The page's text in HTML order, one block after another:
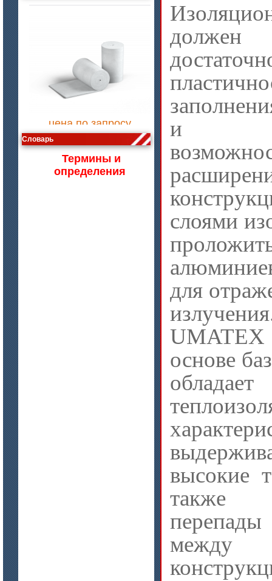
цена по запросу
Словарь
Термины и
определения
и
слоями
для
основе
высокие
также
между